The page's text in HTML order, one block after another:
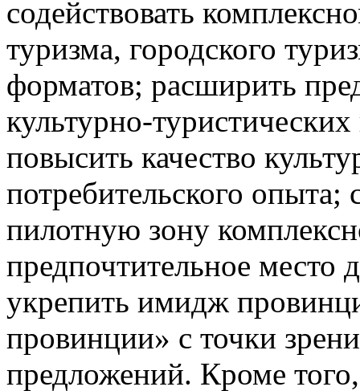
содействовать
туризма, городского
форматов; расширить
культурно-
повысить качество
потребительского опыта;
пилотную зону
предпочтительное место
укрепить имидж
провинции» с точки
предложений. Кроме того,